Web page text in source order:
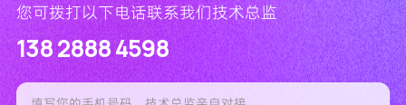
您可拨打以下电话联系我们技术总监
138 2888 4598